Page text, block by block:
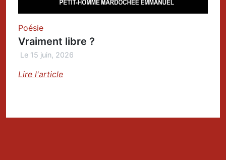
Poésie
Vraiment libre ?
Le 15 juin, 2026
Lire l'article